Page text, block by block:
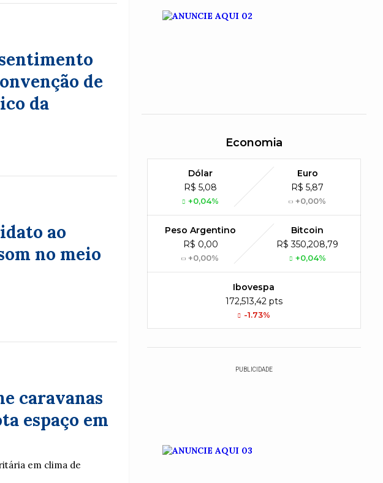
de
da
ao
no meio
caravanas
espaço em
em clima de
Economia
Dólar
R$ 5,08
+0,04%
Euro
R$ 5,87
+0,00%
Peso Argentino
R$ 0,00
+0,00%
Bitcoin
R$ 350,208,79
+0,04%
Ibovespa
172,513,42 pts
-1.73%
PUBLICIDADE